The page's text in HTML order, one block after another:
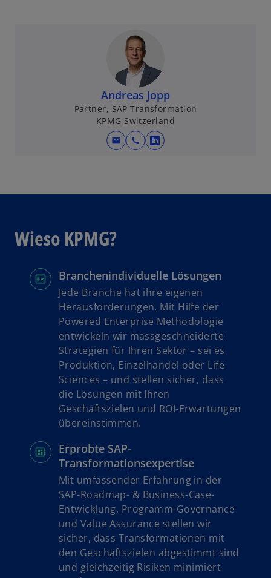
Andreas Jopp
Partner, SAP Transformation
KPMG Switzerland
mail call
w
e
r
n
e
u
e
n
R
e
g
e
r
k
a
r
t
e
g
Wieso KPMG?
Branchenindividuelle Lösungen
Jede Branche hat ihre eigenen
Herausforderungen. Mit Hilfe der
Powered Enterprise Methodologie
entwickeln wir massgeschneiderte
Strategien für Ihren Sektor – sei es
Produktion, Einzelhandel oder Life
Sciences – und stellen sicher, dass
die Lösungen mit Ihren
Geschäftszielen und ROI-Erwartungen
übereinstimmen.
Erprobte SAP-
Transformationsexpertise
Mit umfassender Erfahrung in der
SAP-Roadmap- & Business-Case-
Entwicklung, Programm-Governance
und Value Assurance stellen wir
sicher, dass Transformationen mit
den Geschäftszielen abgestimmt sind
und gleichzeitig Risiken minimiert